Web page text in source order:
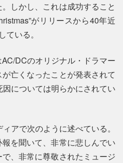
しかし、これは成功すること
がリリースから40年近
ている。
DCのオリジナル・ドラマー
亡くなったことが発表されて
については明らかにされてい
アで次のように述べている。
報を聞いて、非常に悲しんでい
、非常に尊敬されたミュージ